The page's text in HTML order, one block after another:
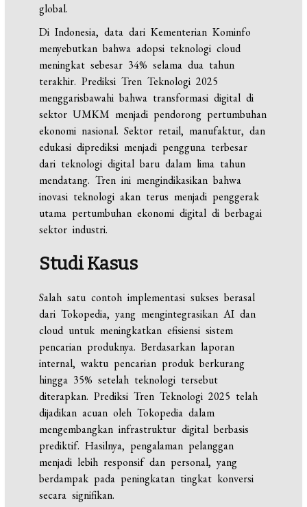
global.
Di Indonesia, data dari Kementerian Kominfo
menyebutkan bahwa adopsi teknologi cloud
meningkat sebesar 34% selama dua tahun
terakhir. Prediksi Tren Teknologi 2025
menggarisbawahi bahwa transformasi digital di
sektor UMKM menjadi pendorong pertumbuhan
ekonomi nasional. Sektor retail, manufaktur, dan
edukasi diprediksi menjadi pengguna terbesar
dari teknologi digital baru dalam lima tahun
mendatang. Tren ini mengindikasikan bahwa
inovasi teknologi akan terus menjadi penggerak
utama pertumbuhan ekonomi digital di berbagai
sektor industri.
Studi Kasus
Salah satu contoh implementasi sukses berasal
dari Tokopedia, yang mengintegrasikan AI dan
cloud untuk meningkatkan efisiensi sistem
pencarian produknya. Berdasarkan laporan
internal, waktu pencarian produk berkurang
hingga 35% setelah teknologi tersebut
diterapkan. Prediksi Tren Teknologi 2025 telah
dijadikan acuan oleh Tokopedia dalam
mengembangkan infrastruktur digital berbasis
prediktif. Hasilnya, pengalaman pelanggan
menjadi lebih responsif dan personal, yang
berdampak pada peningkatan tingkat konversi
secara signifikan.